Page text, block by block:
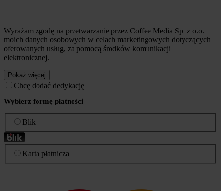
Wyrażam zgodę na przetwarzanie przez Coffee Media Sp. z o.o.
moich danych osobowych w celach marketingowych dotyczących
oferowanych usług, za pomocą środków komunikacji
elektronicznej.
Pokaż więcej
Chcę dodać dedykację
Wybierz formę płatności
Blik
Karta płatnicza